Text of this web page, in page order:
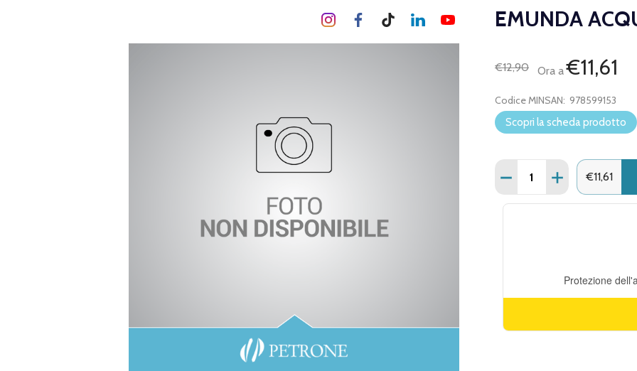
EMUNDA
€12,90 Ora a€11,61
Codice MINSAN: 978599153
Scopri la scheda prodotto
Quantità:
DIMINUISCI QUANTITÀ DI
AUMENTA
€11,61